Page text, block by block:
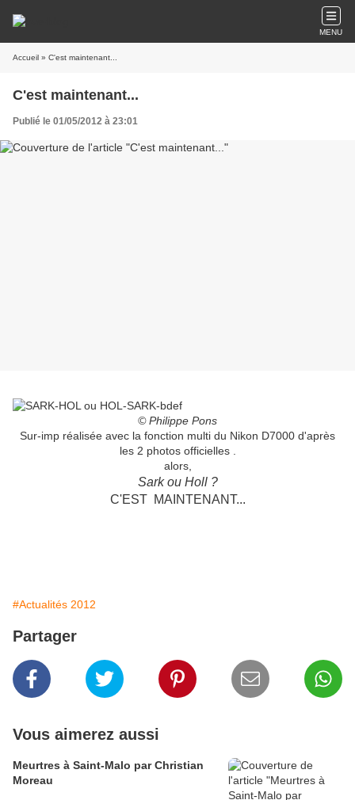
MENU
Accueil » C'est maintenant...
C'est maintenant...
Publié le 01/05/2012 à 23:01
© Philippe Pons
Sur-imp réalisée avec la fonction multi du Nikon D7000 d'après
les 2 photos officielles .
alors,
Sark ou Holl ?
C'EST MAINTENANT...
#Actualités 2012
Partager
Vous aimerez aussi
Meurtres à Saint-Malo par Christian
Moreau